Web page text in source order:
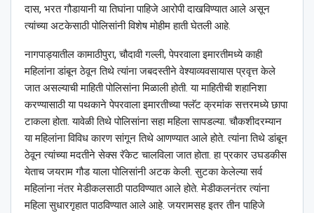
दास, भरत गौडायानी या तिघांना पाहिजे आरोपी दाखविण्यात आले असून
त्यांच्या अटकेसाठी पोलिसांनी विशेष मोहीम हाती घेतली आहे.
नागपाड्यातील कामाठीपुरा, चौदावी गल्ली, पेपरवाला इमारतीमध्ये काही
महिलांना डांबून ठेवून तिथे त्यांना जबदस्तीने वेश्याव्यवसायास प्रवृत्त केले
जात असल्याची माहिती पोलिसांना मिळाली होती. या माहितीची शहानिशा
करण्यासाठी या पथकाने पेपरवाला इमारतीच्या फ्लॅट क्रमांक सत्तरमध्ये छापा
टाकला होता. यावेळी तिथे पोलिसांना सहा महिला सापडल्या. चौकशीदरम्यान
या महिलांना विविध कारण सांगून तिथे आणण्यात आले होते. त्यांना तिथे डांबून
ठेवून त्यांच्या मदतीने सेक्स रॅकेट चालविला जात होता. हा प्रकार उघडकीस
येताच जयराम गौड याला पोलिसांनी अटक केली. सुटका केलेल्या सर्व
महिलांना नंतर मेडीकलसाठी पाठविण्यात आले होते. मेडीकलनंतर त्यांना
महिला सुधारगृहात पाठविण्यात आले आहे. जयरामसह इतर तीन पाहिजे